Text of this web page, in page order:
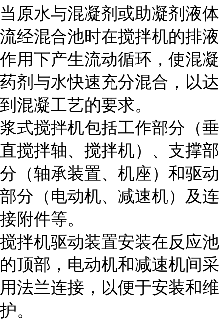
当原水与混凝剂或助凝剂液体
流经混合池时在搅拌机的排液
作用下产生流动循环，使混凝
药剂与水快速充分混合，以达
到混凝工艺的要求。
浆式搅拌机包括工作部分（垂
直搅拌轴、搅拌机）、支撑部
分（轴承装置、机座）和驱动
部分（电动机、减速机）及连
接附件等。
搅拌机驱动装置安装在反应池
的顶部，电动机和减速机间采
用法兰连接，以便于安装和维
护。